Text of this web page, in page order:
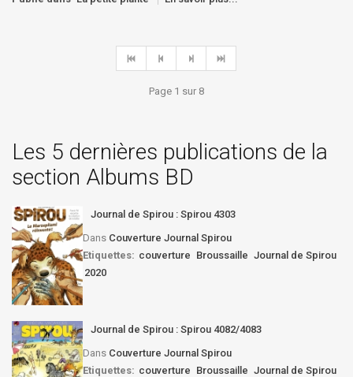
Page 1 sur 8
Les 5 dernières publications de la
section Albums BD
Journal de Spirou : Spirou 4303
Dans Couverture Journal Spirou
Etiquettes: couverture Broussaille Journal de Spirou
2020
Journal de Spirou : Spirou 4082/4083
Dans Couverture Journal Spirou
Etiquettes: couverture Broussaille Journal de Spirou